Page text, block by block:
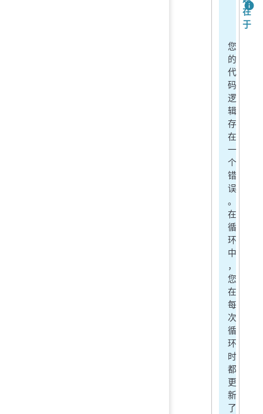
在
于
您
的
代
码
逻
辑
存
在
一
个
错
误
。
在
循
环
中
，
您
在
每
次
循
环
时
都
更
新
了